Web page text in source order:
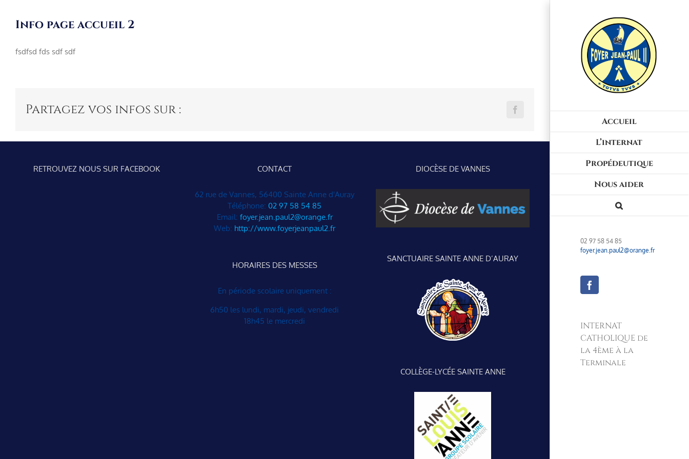
contenu
Accueil
L’internat
Propédeutique
Nous aider
02 97 58 54 85
foyer.jean.paul2@orange.fr
Facebook
INTERNAT
CATHOLIQUE de
la 4ème à la
Terminale
Info page accueil 2
fsdfsd fds sdf sdf
Partagez vos infos sur : Facebook
RETROUVEZ NOUS SUR FACEBOOK CONTACT
62 rue de Vannes, 56400 Sainte Anne d'Auray
Téléphone:02 97 58 54 85
Email: foyer.jean.paul2@orange.fr
Web: http://www.foyerjeanpaul2.fr
HORAIRES DES MESSES
En période scolaire uniquement :
6h50 les lundi, mardi, jeudi, vendredi
18h45 le mercredi
DIOCÈSE DE VANNES
SANCTUAIRE SAINTE ANNE D’AURAY
COLLÈGE-LYCÉE SAINTE ANNE